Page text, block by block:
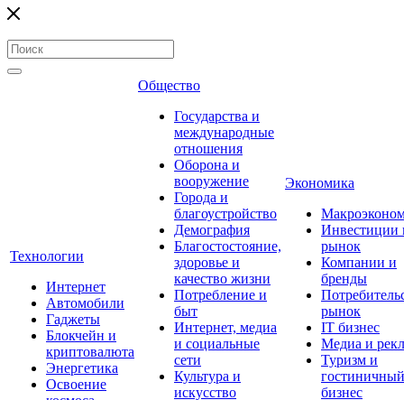
Технологии
Интернет
Автомобили
Гаджеты
Блокчейн и
криптовалюта
Энергетика
Освоение
Общество
Государства и
международные
отношения
Оборона и
вооружение
Города и
благоустройство
Демография
Благостостояние,
здоровье и
качество жизни
Потребление и
быт
Интернет, медиа
и социальные
сети
Культура и
искусство
Экономика
Инвестиции
рынок
Компании и
бренды
рынок
IT бизнес
Медиа и
Туризм и
гостиничный
бизнес